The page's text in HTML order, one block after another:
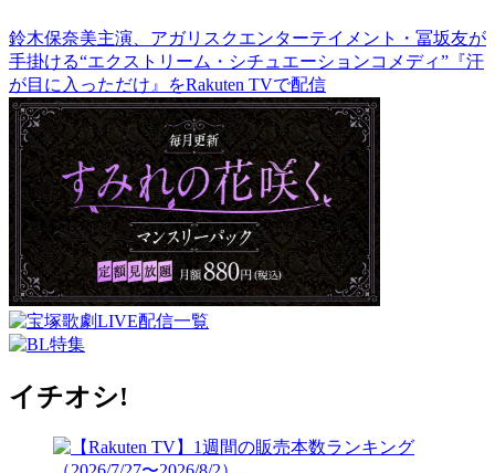
鈴木保奈美主演、アガリスクエンターテイメント・冨坂友が
手掛ける“エクストリーム・シチュエーションコメディ”『汗
が目に入っただけ』をRakuten TVで配信
イチオシ!